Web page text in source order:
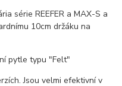
série REEFER a MAX-S a
10cm držáku na
pytle typu "Felt"
Jsou velmi efektivní v